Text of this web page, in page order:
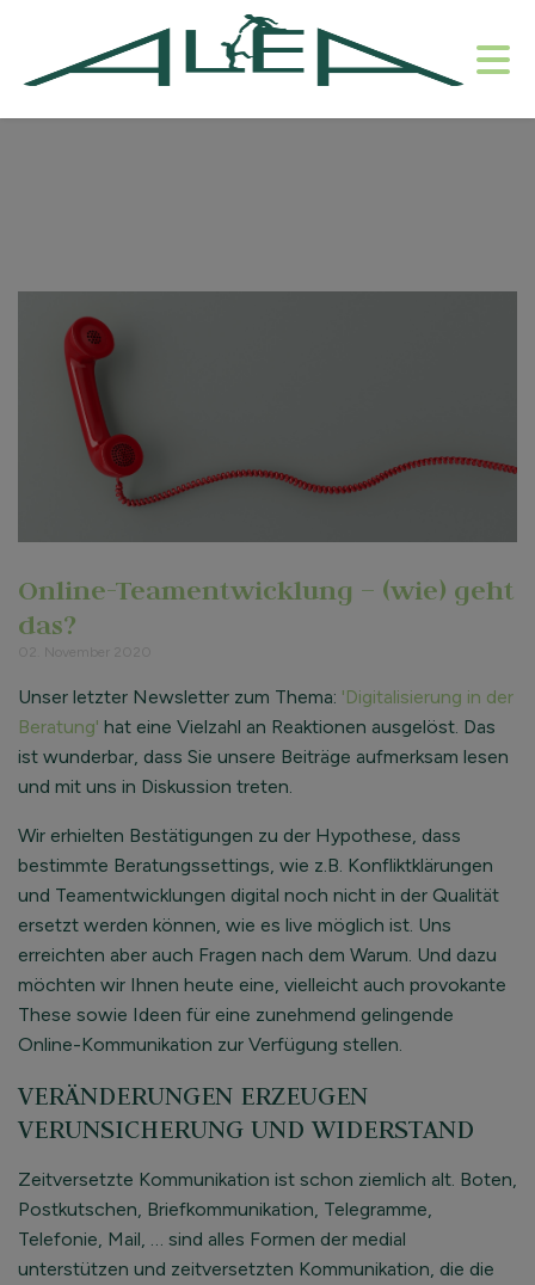
Online-Teamentwicklung – (wie) geht
das?
Unser letzter Newsletter zum Thema: 'Digitalisierung in der
Beratung' hat eine Vielzahl an Reaktionen ausgelöst. Das
ist wunderbar, dass Sie unsere Beiträge aufmerksam lesen
und mit uns in Diskussion treten.
Wir erhielten Bestätigungen zu der Hypothese, dass
bestimmte Beratungssettings, wie z.B. Konfliktklärungen
und Teamentwicklungen digital noch nicht in der Qualität
ersetzt werden können, wie es live möglich ist. Uns
erreichten aber auch Fragen nach dem Warum. Und dazu
möchten wir Ihnen heute eine, vielleicht auch provokante
These sowie Ideen für eine zunehmend gelingende
Online-Kommunikation zur Verfügung stellen.
VERÄNDERUNGEN ERZEUGEN
VERUNSICHERUNG UND WIDERSTAND
Zeitversetzte Kommunikation ist schon ziemlich alt. Boten,
Postkutschen, Briefkommunikation, Telegramme,
Telefonie, Mail, … sind alles Formen der medial
unterstützen und zeitversetzten Kommunikation, die die